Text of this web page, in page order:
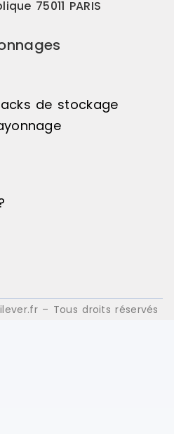
: Trilogiq
75011 PARIS
de stockage
– Tous droits réservés